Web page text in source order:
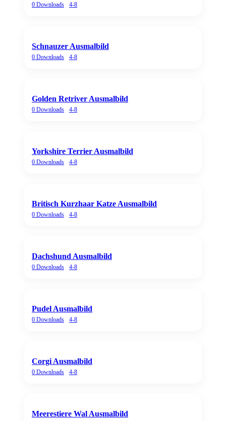
0 Downloads 4-8
Schnauzer Ausmalbild
0 Downloads 4-8
Golden Retriver Ausmalbild
0 Downloads 4-8
Yorkshire Terrier Ausmalbild
0 Downloads 4-8
Britisch Kurzhaar Katze Ausmalbild
0 Downloads 4-8
Dachshund Ausmalbild
0 Downloads 4-8
Pudel Ausmalbild
0 Downloads 4-8
Corgi Ausmalbild
0 Downloads 4-8
Meerestiere Wal Ausmalbild